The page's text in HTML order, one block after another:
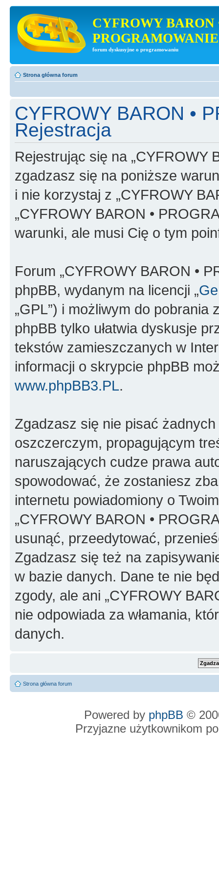
CYFROWY BARON
PROGRAMOWANIE
forum dyskusyjne o programowaniu
Strona główna forum
CYFROWY BARON •
Rejestracja
Rejestrując się na „CYFROWY
zgadzasz się na poniższe
i nie korzystaj z „CYFROWY
„CYFROWY BARON •
warunki, ale musi Cię o tym
Forum „CYFROWY BARON •
phpBB, wydanym na licencji „
„GPL”) i możliwym do pobrania
phpBB tylko ułatwia dyskusje
tekstów zamieszczanych w
informacji o skrypcie phpBB
www.phpBB3.PL.
Zgadzasz się nie pisać
oszczerczym, propagującym
naruszających cudze prawa
spowodować, że zostaniesz
internetu powiadomiony o
„CYFROWY BARON •
usunąć, przeedytować,
Zgadzasz się też na
w bazie danych. Dane te nie
zgody, ale ani „CYFROWY
nie odpowiada za włamania,
danych.
Strona główna forum
Powered by phpBB ©
Przyjazne użytkownikom